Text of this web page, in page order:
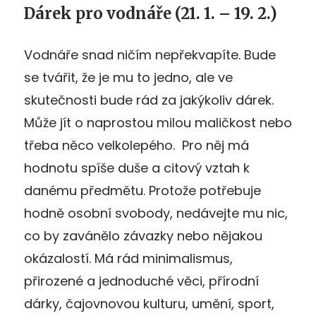
Dárek pro vodnáře (21. 1. – 19. 2.)
Vodnáře snad ničím nepřekvapíte. Bude
se tvářit, že je mu to jedno, ale ve
skutečnosti bude rád za jakýkoliv dárek.
Může jít o naprostou milou maličkost nebo
třeba něco velkolepého. Pro něj má
hodnotu spíše duše a citový vztah k
danému předmětu. Protože potřebuje
hodně osobní svobody, nedávejte mu nic,
co by zavánělo závazky nebo nějakou
okázalostí. Má rád minimalismus,
přirozené a jednoduché věci, přírodní
dárky, čajovnovou kulturu, umění, sport,